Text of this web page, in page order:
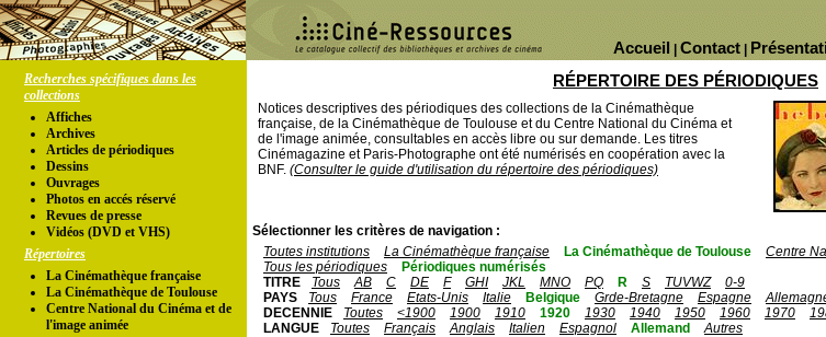
Contact
Accueil
Recherches spécifiques dans les
collections
Affiches
Archives
Articles de périodiques
Dessins
Ouvrages
Photos en accés réservé
Revues de presse
Vidéos (DVD et VHS)
Répertoires
La Cinémathèque française
La Cinémathèque de Toulouse
Centre National du Cinéma et de
l'image animée
RÉPERTOIRE DES PÉRIODIQUES
Notices descriptives des périodiques des collections de la Cinémathèque
française, de la Cinémathèque de Toulouse et du Centre National du Cinéma et
de l'image animée, consultables en accès libre ou sur demande. Les titres
Cinémagazine et Paris-Photographe ont été numérisés en coopération avec la
BNF. (Consulter le guide d'utilisation du répertoire des périodiques)
Sélectionner les critères de navigation :
Toutes institutions
La Cinémathèque française La Cinémathèque de Toulouse
Centre
Tous les périodiques
Périodiques numérisés
TITRE
Tous AB C DE F GHI JKL MNO PQ R S TUVWZ
0-9
PAYS
Tous France Etats-Unis Italie Belgique Grde-Bretagne Espagne
DECENNIE
Toutes <1900 1900 1910 1920 1930 1940 1950 1960 1970
LANGUE
Toutes Français Anglais Italien Espagnol Allemand
Autres